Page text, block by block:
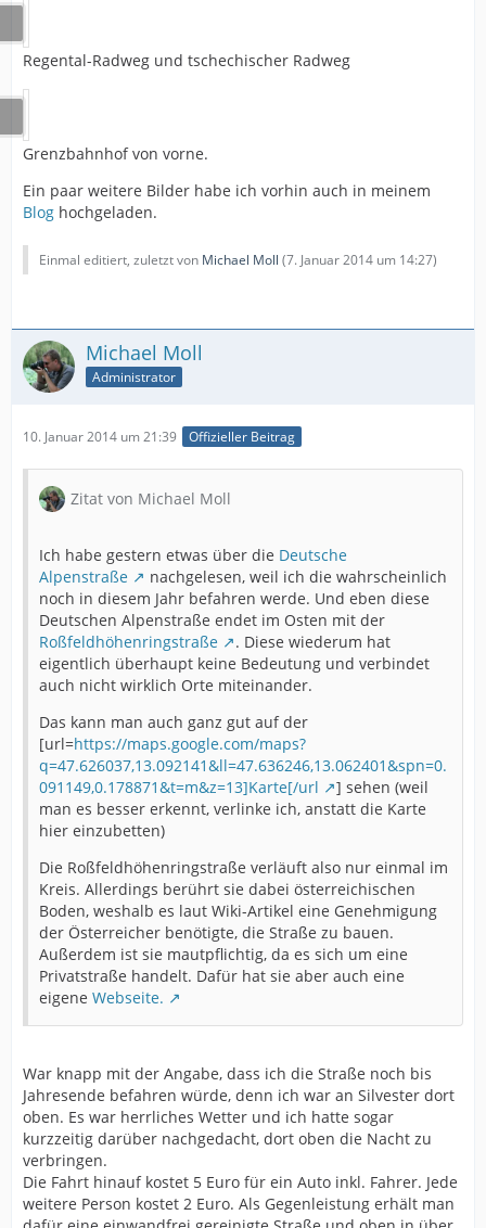
Regental-Radweg und tschechischer Radweg
Grenzbahnhof von vorne.
Ein paar weitere Bilder habe ich vorhin auch in meinem
Blog hochgeladen.
Einmal editiert, zuletzt von Michael Moll (7. Januar 2014 um 14:27)
Michael Moll
Administrator
10. Januar 2014 um 21:39 Offizieller Beitrag
Zitat von Michael Moll
Ich habe gestern etwas über die Deutsche
Alpenstraße
nachgelesen, weil ich die wahrscheinlich
noch in diesem Jahr befahren werde. Und eben diese
Deutschen Alpenstraße endet im Osten mit der
Roßfeldhöhenringstraße
. Diese wiederum hat
eigentlich überhaupt keine Bedeutung und verbindet
auch nicht wirklich Orte miteinander.
Das kann man auch ganz gut auf der
[url=https://maps.google.com/maps?
q=47.626037,13.092141&ll=47.636246,13.062401&spn=0.
091149,0.178871&t=m&z=13]Karte[/url
] sehen (weil
man es besser erkennt, verlinke ich, anstatt die Karte
hier einzubetten)
Die Roßfeldhöhenringstraße verläuft also nur einmal im
Kreis. Allerdings berührt sie dabei österreichischen
Boden, weshalb es laut Wiki-Artikel eine Genehmigung
der Österreicher benötigte, die Straße zu bauen.
Außerdem ist sie mautpflichtig, da es sich um eine
Privatstraße handelt. Dafür hat sie aber auch eine
eigene Webseite.
War knapp mit der Angabe, dass ich die Straße noch bis
Jahresende befahren würde, denn ich war an Silvester dort
oben. Es war herrliches Wetter und ich hatte sogar
kurzzeitig darüber nachgedacht, dort oben die Nacht zu
verbringen.
Die Fahrt hinauf kostet 5 Euro für ein Auto inkl. Fahrer. Jede
weitere Person kostet 2 Euro. Als Gegenleistung erhält man